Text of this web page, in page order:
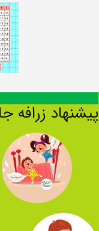
پیشنهاد زرافه